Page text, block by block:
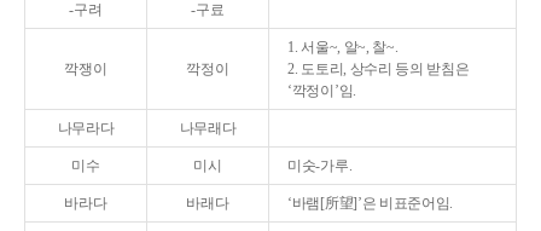
-구려 -구료
깍쟁이 깍정이
1. 서울~, 알~, 찰~.
2. 도토리, 상수리 등의 받침은
‘깍정이’임.
나무라다 나무래다
미수 미시 미숫-가루.
바라다 바래다 ‘바램[所望]’은 비표준어임.